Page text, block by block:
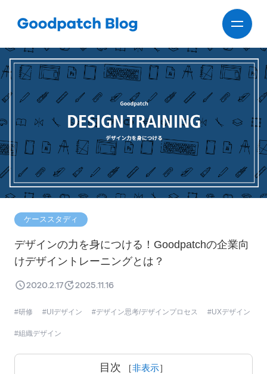
ケーススタディ
デザインの力を身につける！Goodpatchの企業向
けデザイントレーニングとは？
2020.2.17 2025.11.16
研修 UIデザイン デザイン思考/デザインプロセス UXデザイン
組織デザイン
目次 ［非表示］